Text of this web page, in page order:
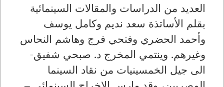
العديد من الدراسات والمقالات السينمائية
بقلم الأساتذة سعد نديم وكامل يوسف
وأحمد الحضري وفتحي فرج وهاشم النحاس
وغيرهم. وينتمي المخرج د. صبحي شفيق-
الى جيل الخمسينيات من نقاد السينما